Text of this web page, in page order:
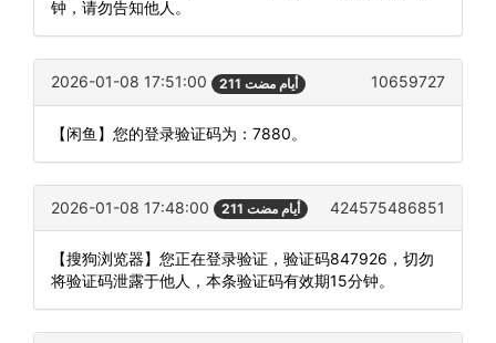
钟，请勿告知他人。
2026-01-08 17:51:00 211 أيام مضت 10659727
【闲鱼】您的登录验证码为：7880。
2026-01-08 17:48:00 211 أيام مضت 424575486851
【搜狗浏览器】您正在登录验证，验证码847926，切勿
将验证码泄露于他人，本条验证码有效期15分钟。